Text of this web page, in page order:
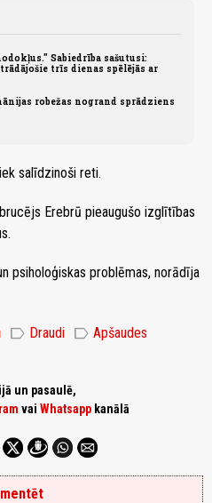
Sabiedrība sašutusi:
trīs dienas spēlējās ar
robežas nogrand sprādziens
salīdzinoši reti.
Erebrū pieaugušo izglītības
psiholoģiskas problēmas, norādīja
label Draudi label Apšaudes
un pasaulē,
vai Whatsapp kanālā